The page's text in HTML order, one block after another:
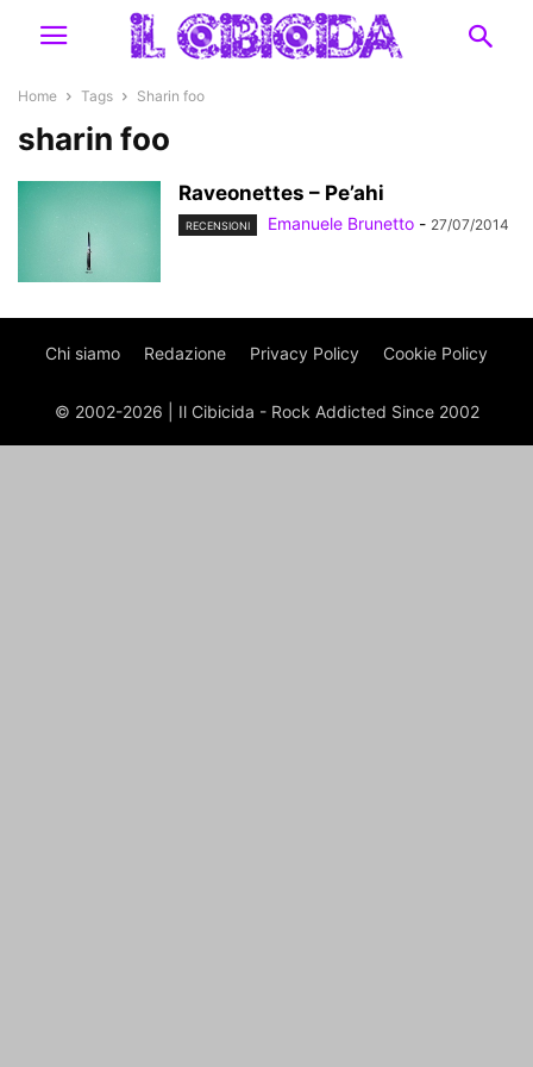
Home Tags Sharin foo
sharin foo
Raveonettes – Pe’ahi
RECENSIONI Emanuele Brunetto - 27/07/2014
Chi siamo Redazione Privacy Policy Cookie Policy
© 2002-2026 | Il Cibicida - Rock Addicted Since 2002